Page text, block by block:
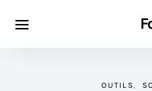
OUTILS